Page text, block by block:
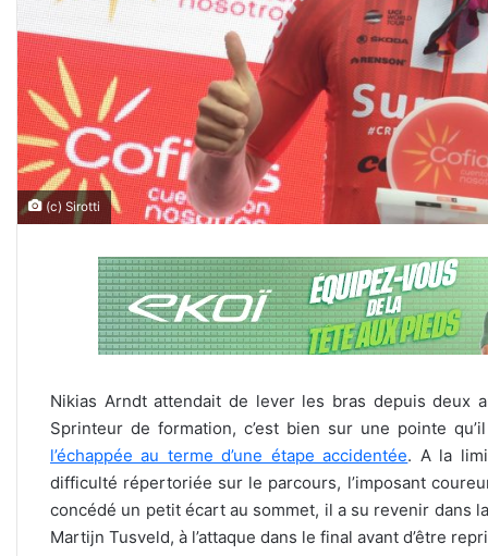
(c) Sirotti
Nikias Arndt attendait de lever les bras depuis deux
Sprinteur de formation, c’est bien sur une pointe
l’échappée au terme d’une étape accidentée. A la
difficulté répertoriée sur le parcours, l’imposant
concédé un petit écart au sommet, il a su revenir dans
Martijn Tusveld, à l’attaque dans le final avant d’être